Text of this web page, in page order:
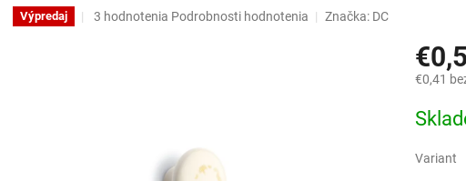
Výpredaj
Priemerné
3 hodnotenia Podrobnosti hodnotenia Značka: DC
€0,41
cena:
Variant